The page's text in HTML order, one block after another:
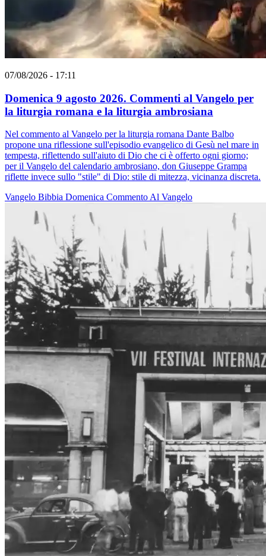
07/08/2026 - 17:11
Domenica 9 agosto 2026. Commenti al Vangelo per
la liturgia romana e la liturgia ambrosiana
Nel commento al Vangelo per la liturgia romana Dante Balbo
propone una riflessione sull'episodio evangelico di Gesù nel mare in
tempesta, riflettendo sull'aiuto di Dio che ci è offerto ogni giorno;
per il Vangelo del calendario ambrosiano, don Giuseppe Grampa
riflette invece sullo "stile" di Dio: stile di mitezza, vicinanza discreta.
Vangelo Bibbia Domenica Commento Al Vangelo